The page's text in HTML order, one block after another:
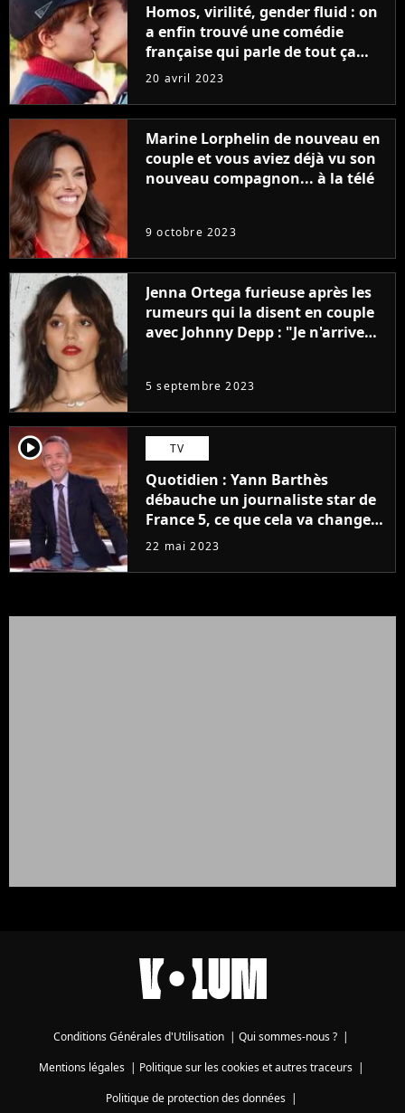
Homos, virilité, gender fluid : on
a enfin trouvé une comédie
française qui parle de tout ça
sans être super ringarde
20 avril 2023
Marine Lorphelin de nouveau en
couple et vous aviez déjà vu son
nouveau compagnon... à la télé
9 octobre 2023
Jenna Ortega furieuse après les
rumeurs qui la disent en couple
avec Johnny Depp : "Je n'arrive
5 septembre 2023
player2 TV
Quotidien : Yann Barthès
débauche un journaliste star de
France 5, ce que cela va changer
à la rentrée
22 mai 2023
Conditions Générales d'Utilisation | Qui sommes-nous ? |
Mentions légales| Politique sur les cookies et autres traceurs|
Politique de protection des données|